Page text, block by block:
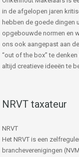
in de afgelopen jaren
hebben de goede dingen
opgebouwde normen en
ons ook aangepast aan
“out of the box” te
altijd creatieve ideeën te
NRVT taxateur
NRVT
Het NRVT is een
brancheverenigingen